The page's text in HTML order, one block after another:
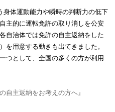
身体運動能力や瞬時の判断力の低下
主的に運転免許の取り消しを公安
自治体では免許の自主返納をした
を用意する動きも出てきました。
つとして、全国の多くの方が利用
自主返納をお考えの方へ』